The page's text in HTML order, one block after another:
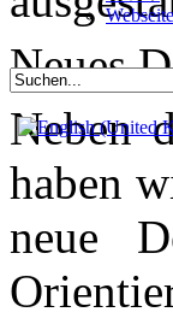
Neues
Neben
haben
neue